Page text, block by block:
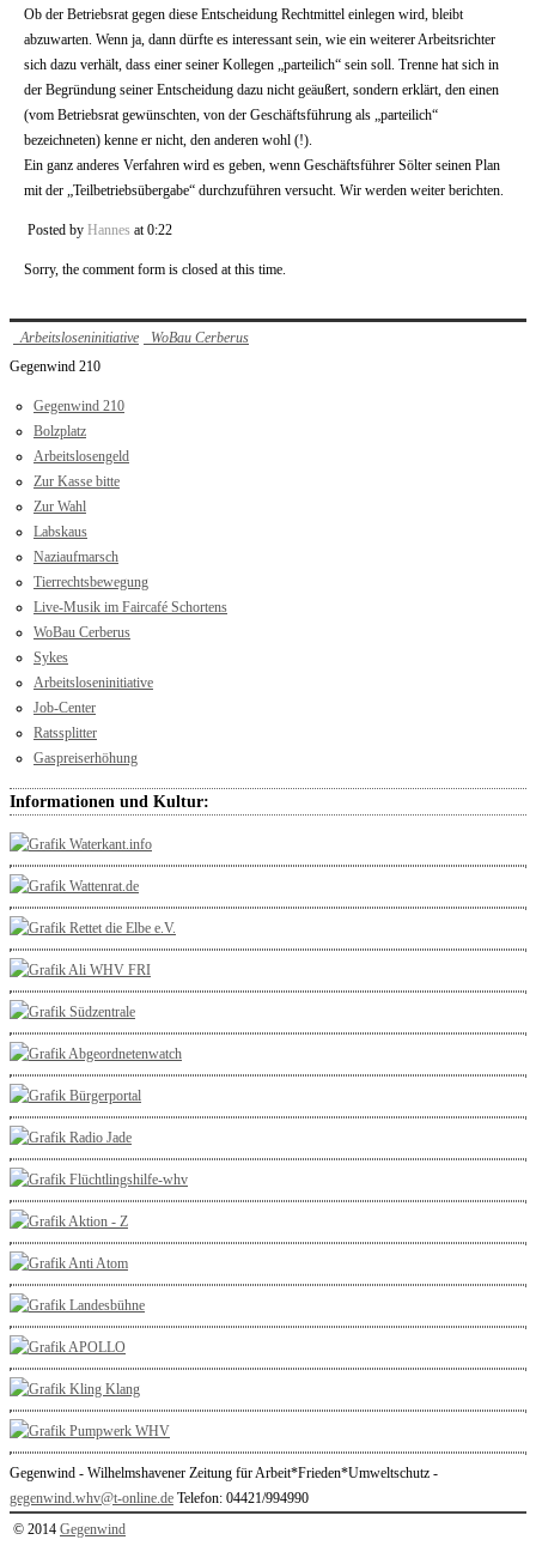
Ob der Betriebsrat gegen diese Entscheidung Rechtmittel einlegen wird, bleibt
abzuwarten. Wenn ja, dann dürfte es interessant sein, wie ein weiterer Arbeitsrichter
sich dazu verhält, dass einer seiner Kollegen „parteilich“ sein soll. Trenne hat sich in
der Begründung seiner Entscheidung dazu nicht geäußert, sondern erklärt, den einen
(vom Betriebsrat gewünschten, von der Geschäftsführung als „parteilich“
bezeichneten) kenne er nicht, den anderen wohl (!).
Ein ganz anderes Verfahren wird es geben, wenn Geschäftsführer Sölter seinen Plan
mit der „Teilbetriebsübergabe“ durchzuführen versucht. Wir werden weiter berichten.
Posted by Hannes at 0:22
Sorry, the comment form is closed at this time.
Arbeitsloseninitiative
WoBau Cerberus
Gegenwind 210
Gegenwind 210
Bolzplatz
Arbeitslosengeld
Zur Kasse bitte
Zur Wahl
Labskaus
Naziaufmarsch
Tierrechtsbewegung
Live-Musik im Faircafé Schortens
WoBau Cerberus
Sykes
Arbeitsloseninitiative
Job-Center
Ratssplitter
Gaspreiserhöhung
Informationen und Kultur:
Gegenwind - Wilhelmshavener Zeitung für Arbeit*Frieden*Umweltschutz -
gegenwind.whv@t-online.de Telefon: 04421/994990
© 2014 Gegenwind